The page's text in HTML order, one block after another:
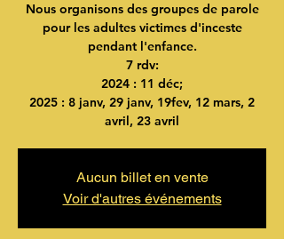
Nous organisons des groupes de parole
pour les adultes victimes d'inceste
pendant l'enfance.
7 rdv:
2024 : 11 déc;
2025 : 8 janv, 29 janv, 19fev, 12 mars, 2
avril, 23 avril
Aucun billet en vente
Voir d'autres événements